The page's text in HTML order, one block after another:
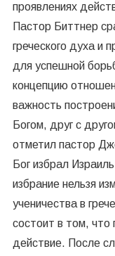
проявлениях
Пастор Биттнер
греческого духа и
для успешной
концепцию
важность
Богом, друг с
отметил пастор
Бог избрал
избрание нельзя
ученичества в
состоит в том, что
действие. После